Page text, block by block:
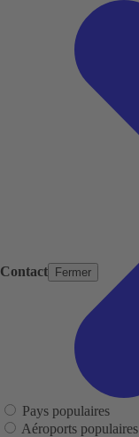
Contact Fermer
Pays populaires
Aéroports populaires